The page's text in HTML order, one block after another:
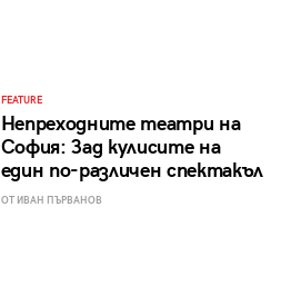
FEATURE
Непреходните театри на
София: Зад кулисите на
един по-различен спектакъл
ОТ ИВАН ПЪРВАНОВ